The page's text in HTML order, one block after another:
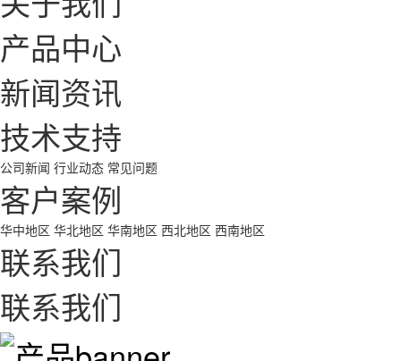
产品中心
新闻资讯
技术支持
公司新闻 行业动态 常见问题
客户案例
华中地区 华北地区 华南地区 西北地区 西南地区
联系我们
联系我们